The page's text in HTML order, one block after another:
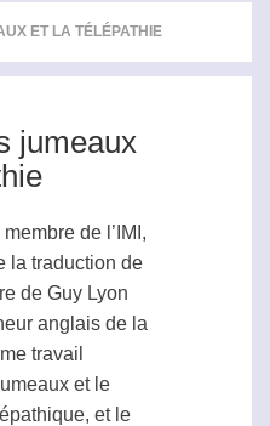
ET LA TÉLÉPATHIE
jumeaux
de l’IMI,
la traduction de
de Guy Lyon
anglais de la
travail
et le
et le